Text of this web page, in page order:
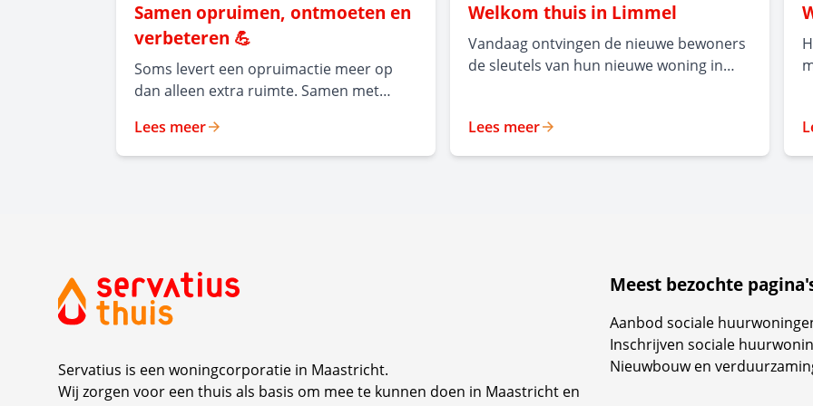
Samen opruimen, ontmoeten en
verbeteren 💪
Soms levert een opruimactie meer op
dan alleen extra ruimte. Samen met
Pierre Kerstenstraat en de
Voedingskanaalweg organiseerden we
slag. Mooi om te zien hoe bewoners
elkaar spontaan hielpen en met elkaar in
gesprek raakten. Tegelijkertijd was dit
wat bewoners belangrijk vinden in hun
woonomgeving en welke ideeën zij
Lees meer
Welkom thuis in Limmel
Vandaag ontvingen de nieuwe bewoners
de sleutels van hun nieuwe woning in
een mooie mijlpaal bereikt. Vanaf nu
kunnen de bewoners aan de slag met het
woonplezier in hun nieuwe appartement.
Lees meer
Servatius is een woningcorporatie in Maastricht.
Wij zorgen voor een thuis als basis om mee te kunnen doen in Maastricht en
Meest bezochte
Aanbod sociale
Inschrijven sociale
Nieuwbouw en